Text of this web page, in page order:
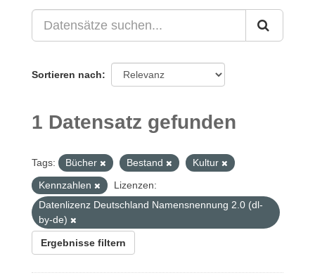
Sortieren nach
1 Datensatz gefunden
Tags: Bücher Bestand
Kultur
Kennzahlen
Lizenzen:
Datenlizenz Deutschland Namensnennung 2.0 (dl-
by-de)
Ergebnisse filtern